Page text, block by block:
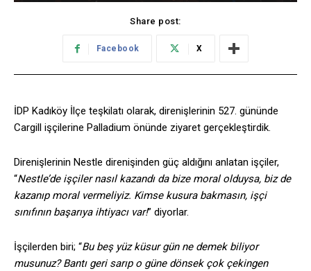
Share post:
Facebook X
İDP Kadıköy İlçe teşkilatı olarak, direnişlerinin 527. gününde
Cargill işçilerine Palladium önünde ziyaret gerçekleştirdik.
Direnişlerinin Nestle direnişinden güç aldığını anlatan işçiler,
“Nestle’de işçiler nasıl kazandı da bize moral olduysa, biz de
kazanıp moral vermeliyiz. Kimse kusura bakmasın, işçi
sınıfının başarıya ihtiyacı var!” diyorlar.
İşçilerden biri; “Bu beş yüz küsur gün ne demek biliyor
musunuz? Bantı geri sarıp o güne dönsek çok çekingen